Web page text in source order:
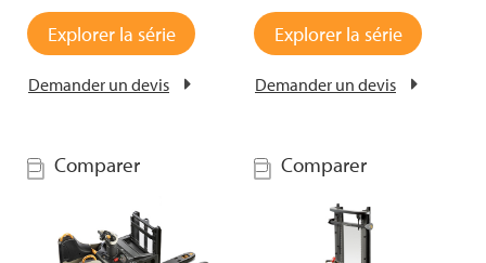
Explorer la série
Demander un devis
Explorer la série
Demander un devis
Comparer Comparer